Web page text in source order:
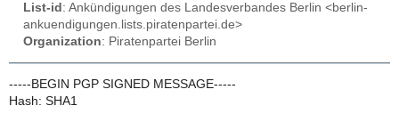
List-id : Ankündigungen des Landesverbandes Berlin <berlin-
ankuendigungen.lists.piratenpartei.de>
Organization: Piratenpartei Berlin
-----BEGIN PGP SIGNED MESSAGE-----
Hash: SHA1